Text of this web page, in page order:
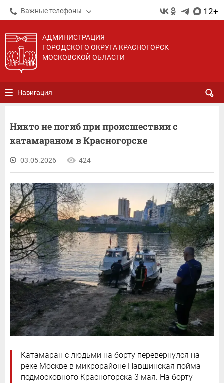
Важные телефоны 12+
АДМИНИСТРАЦИЯ
ГОРОДСКОГО ОКРУГА КРАСНОГОРСК
МОСКОВСКОЙ ОБЛАСТИ
Навигация
Никто не погиб при происшествии с
катамараном в Красногорске
03.05.2026 424
Катамаран с людьми на борту перевернулся на
реке Москве в микрорайоне Павшинская пойма
подмосковного Красногорска 3 мая. На борту